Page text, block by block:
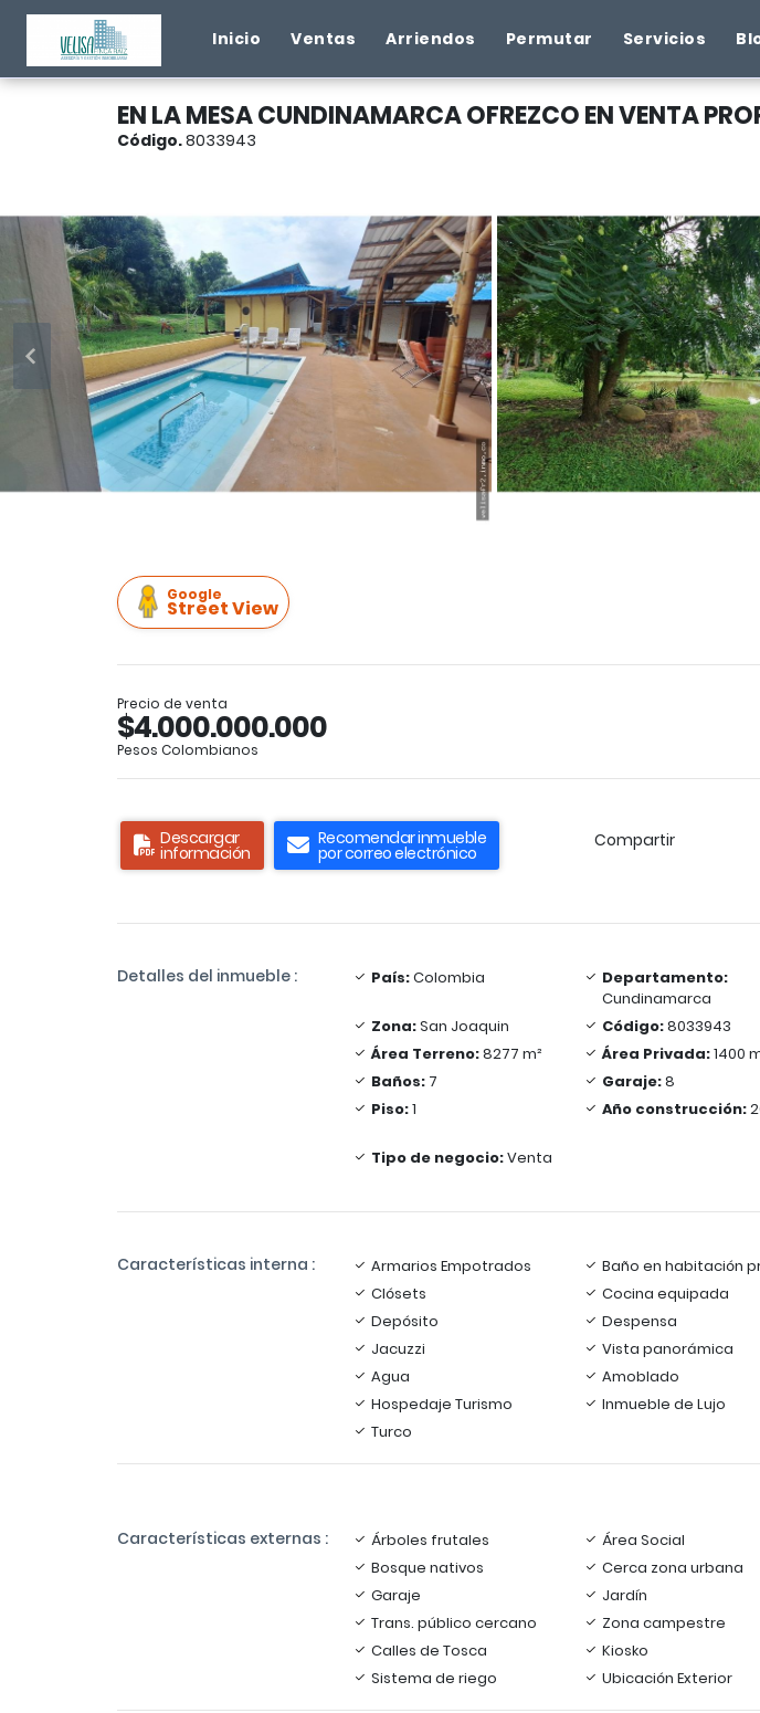
Inicio Ventas Arriendos Permutar Servicios
EN LA MESA CUNDINAMARCA OFREZCO EN VENTA
Código.8033943
Google
Street View
Precio de venta
$4.000.000.000
Pesos Colombianos
Descargar
información
Recomendar inmueble
por correo electrónico
Compartir
Detalles del inmueble : País:Colombia
Departamento:
Cundinamarca
Zona:San Joaquin Código:8033943
Área Terreno:8277 m² Área Privada:1400
Baños: 7 Garaje:8
Piso:1 Año construcción:
Tipo de negocio:Venta
Características interna : Armarios Empotrados Baño en habitación
Clósets
Cocina equipada
Depósito
Despensa
Jacuzzi
Vista panorámica
Agua
Amoblado
Hospedaje Turismo
Inmueble de Lujo
Turco
Características externas : Árboles frutales Área Social
Bosque nativos
Cerca zona urbana
Garaje
Jardín
Trans. público cercano
Zona campestre
Calles de Tosca
Kiosko
Sistema de riego
Ubicación Exterior